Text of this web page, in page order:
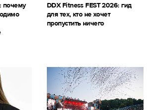
почему
DDX Fitness FEST 2026: гид
для тех, кто не хочет
пропустить ничего